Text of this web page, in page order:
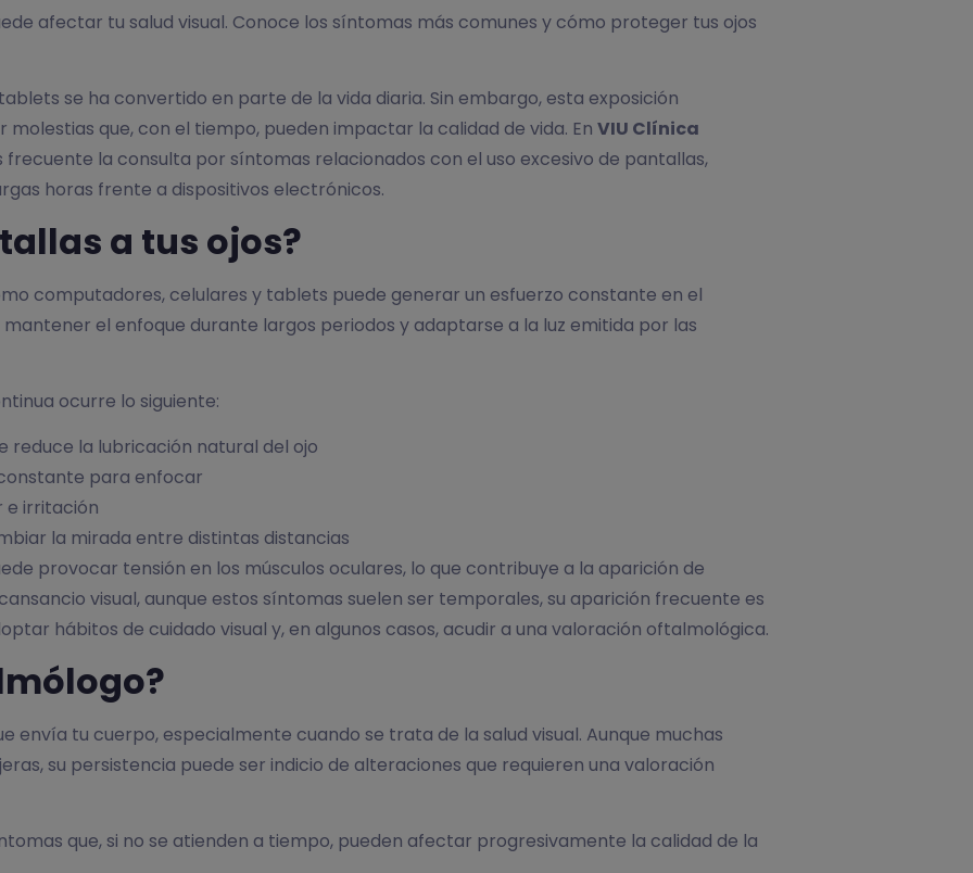
afectar tu salud visual. Conoce los síntomas más comunes y cómo proteger tus ojos
se ha convertido en parte de la vida diaria. Sin embargo, esta exposición
que, con el tiempo, pueden impactar la calidad de vida. En VIU Clínica
frecuente la consulta por síntomas relacionados con el uso excesivo de pantallas,
horas frente a dispositivos electrónicos.
a tus ojos?
computadores, celulares y tablets puede generar un esfuerzo constante en el
el enfoque durante largos periodos y adaptarse a la luz emitida por las
ocurre lo siguiente:
reduce la lubricación natural del ojo
para enfocar
e irritación
la mirada entre distintas distancias
provocar tensión en los músculos oculares, lo que contribuye a la aparición de
visual, aunque estos síntomas suelen ser temporales, su aparición frecuente es
hábitos de cuidado visual y, en algunos casos, acudir a una valoración oftalmológica.
envía tu cuerpo, especialmente cuando se trata de la salud visual. Aunque muchas
su persistencia puede ser indicio de alteraciones que requieren una valoración
que, si no se atienden a tiempo, pueden afectar progresivamente la calidad de la